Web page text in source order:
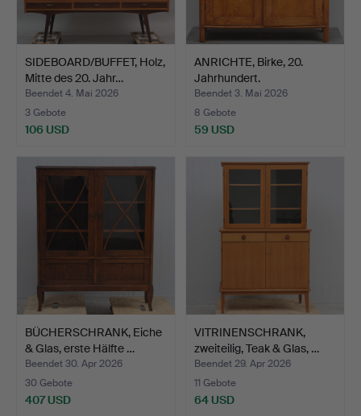
SIDEBOARD/BUFFET, Holz,
Mitte des 20. Jahr…
Beendet 4. Mai 2026
3 Gebote
106 USD
ANRICHTE, Birke, 20.
Jahrhundert.
Beendet 3. Mai 2026
8 Gebote
59 USD
BÜCHERSCHRANK, Eiche
& Glas, erste Hälfte …
Beendet 30. Apr 2026
30 Gebote
407 USD
VITRINENSCHRANK,
zweiteilig, Teak & Glas, …
Beendet 29. Apr 2026
11 Gebote
64 USD